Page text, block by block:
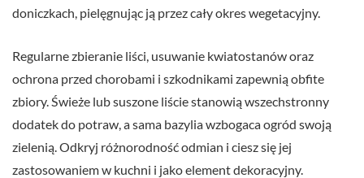
doniczkach, pielęgnując ją przez cały okres wegetacyjny.
Regularne zbieranie liści, usuwanie kwiatostanów oraz
ochrona przed chorobami i szkodnikami zapewnią obfite
zbiory. Świeże lub suszone liście stanowią wszechstronny
dodatek do potraw, a sama bazylia wzbogaca ogród swoją
zielenią. Odkryj różnorodność odmian i ciesz się jej
zastosowaniem w kuchni i jako element dekoracyjny.